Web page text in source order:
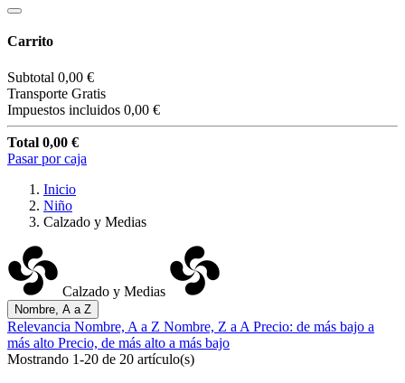
Carrito
Subtotal 0,00 €
Transporte Gratis
Impuestos incluidos 0,00 €
Total 0,00 €
Pasar por caja
Inicio
Niño
Calzado y Medias
Calzado y Medias
Nombre, A a Z
Relevancia Nombre, A a Z Nombre, Z a A Precio: de más bajo a
más alto Precio, de más alto a más bajo
Mostrando 1-20 de 20 artículo(s)